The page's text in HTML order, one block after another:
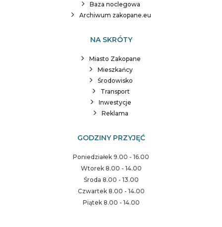
Baza noclegowa
Archiwum zakopane.eu
NA SKRÓTY
Miasto Zakopane
Mieszkańcy
Środowisko
Transport
Inwestycje
Reklama
GODZINY PRZYJĘĆ
Poniedziałek 9.00 - 16.00
Wtorek 8.00 - 14.00
Środa 8.00 - 13.00
Czwartek 8.00 - 14.00
Piątek 8.00 - 14.00